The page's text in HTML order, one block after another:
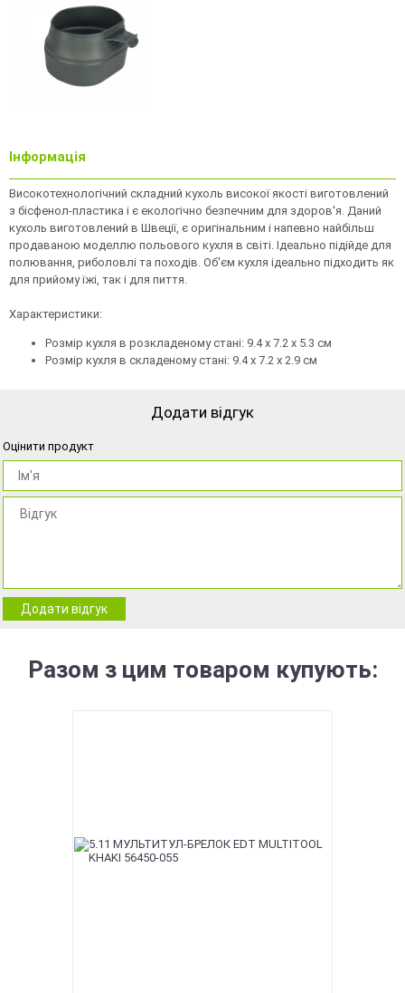
Інформація
Високотехнологічний складний кухоль високої якості виготовлений
з бісфенол-пластика і є екологічно безпечним для здоров'я. Даний
кухоль виготовлений в Швеції, є оригінальним і напевно найбільш
продаваною моделлю польового кухля в світі. Ідеально підійде для
полювання, риболовлі та походів. Об'єм кухля ідеально підходить як
для прийому їжі, так і для пиття.
Характеристики:
Розмір кухля в розкладеному стані: 9.4 x 7.2 x 5.3 см
Розмір кухля в складеному стані: 9.4 x 7.2 x 2.9 см
Додати відгук
Оцінити продукт
Додати відгук
Разом з цим товаром купують: